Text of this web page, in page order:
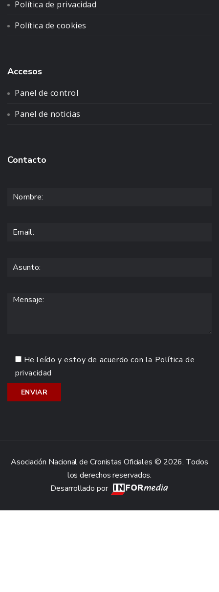
Política de privacidad
Política de cookies
Accesos
Panel de control
Panel de noticias
Contacto
He leído y estoy de acuerdo con la Política de
privacidad
Asociación Nacional de Cronistas Oficiales © 2026. Todos
los derechos reservados.
Desarrollado por